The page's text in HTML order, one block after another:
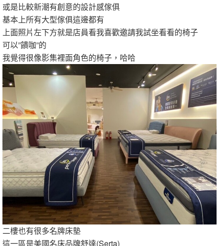
或是比較新潮有創意的設計感傢俱
基本上所有大型傢俱這邊都有
上面照片左下方就是店員看我喜歡邀請我試坐看看的椅子
可以”饋咖”的
我覺得很像影集裡面角色的椅子，哈哈
二樓也有很多名牌床墊
這一區是美國名床品牌舒達(Serta)